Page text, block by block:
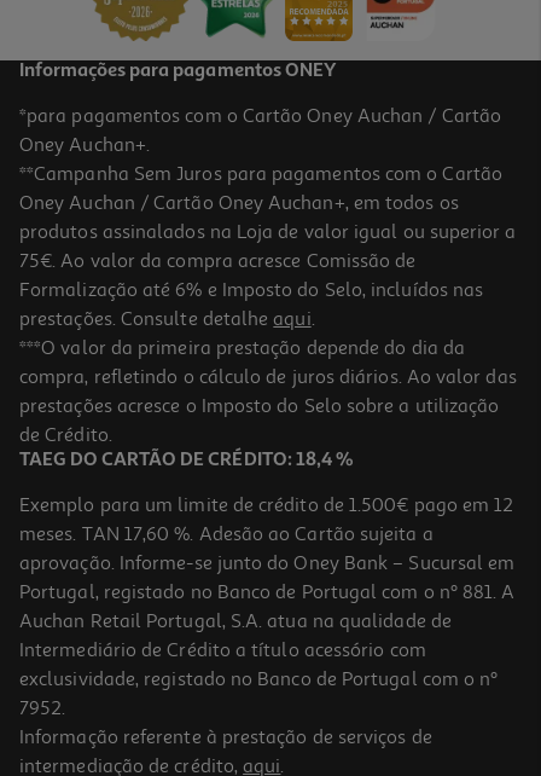
-40%
Chapéu Sol Push Up Gardenstar Cinzento 3x2.26m
29.99 €/un
Price reduced from
49,99 €to
29,99 €
Promoção
-29%
Informações para pagamentos ONEY
*para pagamentos com o Cartão Oney Auchan / Cartão
Oney Auchan+.
**Campanha Sem Juros para pagamentos com o Cartão
Oney Auchan / Cartão Oney Auchan+, em todos os
produtos assinalados na Loja de valor igual ou superior a
75€. Ao valor da compra acresce Comissão de
Formalização até 6% e Imposto do Selo, incluídos nas
prestações. Consulte detalhe aqui.
***O valor da primeira prestação depende do dia da
compra, refletindo o cálculo de juros diários. Ao valor das
prestações acresce o Imposto do Selo sobre a utilização
de Crédito.
TAEG DO CARTÃO DE CRÉDITO: 18,4 %
Exemplo para um limite de crédito de 1.500€ pago em 12
meses. TAN 17,60 %. Adesão ao Cartão sujeita a
aprovação. Informe-se junto do Oney Bank – Sucursal em
Portugal, registado no Banco de Portugal com o nº 881. A
Auchan Retail Portugal, S.A. atua na qualidade de
Intermediário de Crédito a título acessório com
exclusividade, registado no Banco de Portugal com o nº
7952.
Informação referente à prestação de serviços de
intermediação de crédito, aqui.